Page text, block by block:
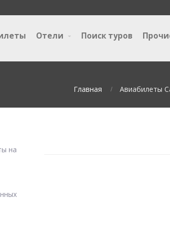
Отели Поиск туров
Главная Авиабилеты
на